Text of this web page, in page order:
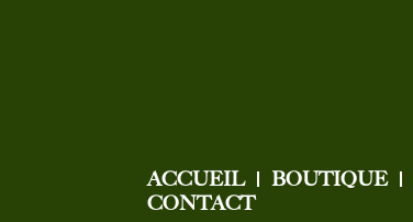
ACCUEIL BOUTIQUE
CONTACT